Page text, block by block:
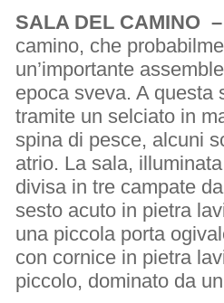
SALA DEL CAMINO –
camino, che
un’importante
epoca sveva. A questa
tramite un selciato in
spina di pesce, alcuni
atrio. La sala,
divisa in tre campate
sesto acuto in pietra
una piccola porta
con cornice in pietra
piccolo, dominato da